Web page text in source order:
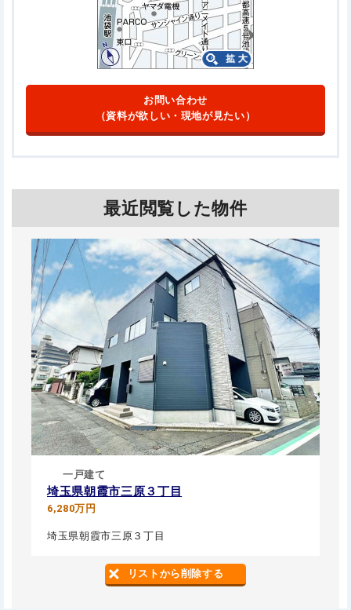
お問い合わせ
（資料が欲しい・現地が見たい）
最近閲覧した物件
一戸建て
埼玉県朝霞市三原３丁目
6,280万円
埼玉県朝霞市三原３丁目
リストから削除する